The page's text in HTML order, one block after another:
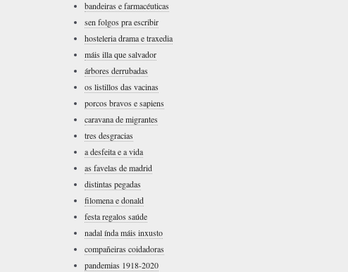
bandeiras e farmacéuticas
sen folgos pra escribir
hosteleria drama e traxedia
máis illa que salvador
árbores derrubadas
os listillos das vacinas
porcos bravos e sapiens
caravana de migrantes
tres desgracias
a desfeita e a vida
as favelas de madrid
distintas pegadas
filomena e donald
festa regalos saúde
nadal índa máis inxusto
compañeiras coidadoras
pandemias 1918-2020